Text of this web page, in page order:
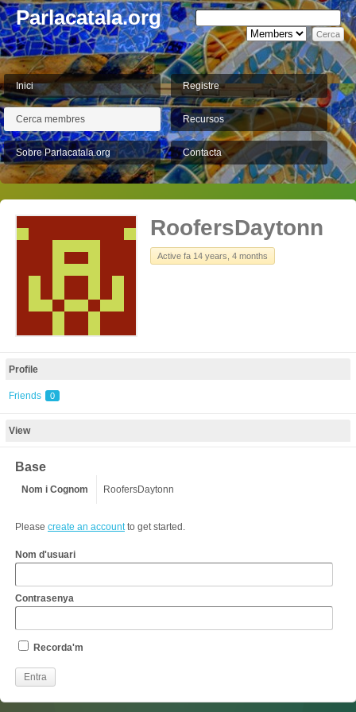
Parlacatala.org
Inici Registre
Cerca membres Recursos
Sobre Parlacatala.org Contacta
RoofersDaytonn
Active fa 14 years, 4 months
Profile
Friends 0
View
Base
Nom i Cognom RoofersDaytonn
Please create an accountto get started.
Nom d'usuari
Contrasenya
Recorda'm